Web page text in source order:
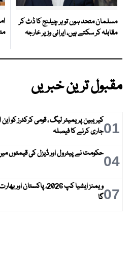
مسلمان متحد ہوں تو ہر چیلنج کا ڈٹ کر
مقابلہ کر سکتے ہیں، ایرانی وزیر خارجہ
مقبول ترین خبریں
01جاری کرنے کا فیصلہ
04حکومت نے پیٹرول اور ڈیزل کی قیمتوں
07
ویمنز ایشیا کپ 2026،
گا